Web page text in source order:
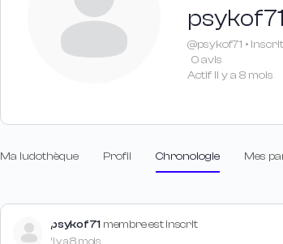
psykof71
@psykof71 •
0 avis
Actif Il y a 8 mois
Ma ludothèque Profil Chronologie Mes
psykof71 membre est inscrit
Il y a 8 mois